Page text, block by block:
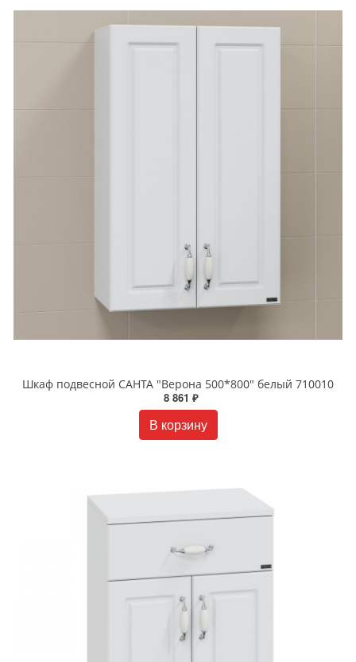
Шкаф подвесной САНТА "Верона 500*800" белый 710010
8 861 ₽
В корзину